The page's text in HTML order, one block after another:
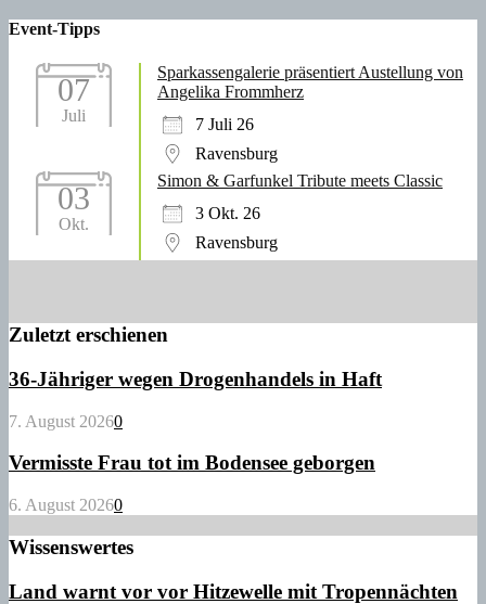
Event-Tipps
07
Juli
Sparkassengalerie präsentiert Austellung von
Angelika Frommherz
7 Juli 26
Ravensburg
03
Okt.
Simon & Garfunkel Tribute meets Classic
3 Okt. 26
Ravensburg
Zuletzt erschienen
36-Jähriger wegen Drogenhandels in Haft
7. August 20260
Vermisste Frau tot im Bodensee geborgen
6. August 20260
Wissenswertes
Land warnt vor vor Hitzewelle mit Tropennächten